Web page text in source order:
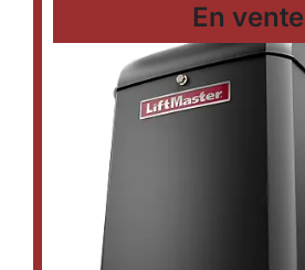
En vente